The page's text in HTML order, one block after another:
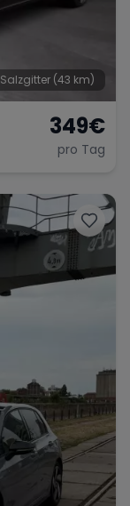
Salzgitter (43 km)
349€
pro Tag